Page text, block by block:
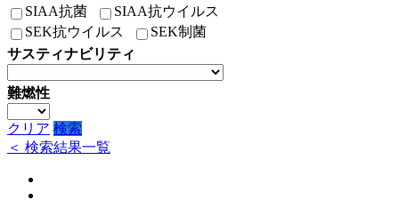
SIAA抗菌
SIAA抗ウイルス
SEK抗ウイルス
SEK制菌
サスティナビリティ
難燃性
クリア 検索
＜ 検索結果一覧